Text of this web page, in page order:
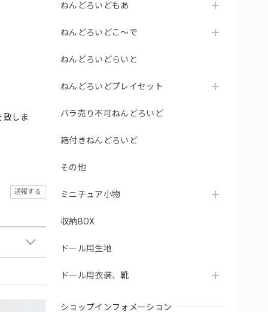
ねんどろいどもあ
ねんどろいどこ～で
ねんどろいどらいと
ねんどろいどプレイセット
バラ売り不可ねんどろいど
箱付きねんどろいど
その他
ミニチュア小物
収納BOX
ドール用生地
ドール用衣装、靴
ショップインフォメーション
しま
通報する